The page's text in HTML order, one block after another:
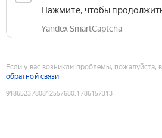
Нажмите, чтобы
Yandex SmartCaptcha
Если у вас возникли проблемы, пожалуйста,
обратной связи
9186523780812557680:1786157313